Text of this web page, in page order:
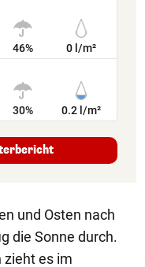
46% 0 l/m²
30% 0.2 l/m²
und Osten nach
die Sonne durch.
zieht es im